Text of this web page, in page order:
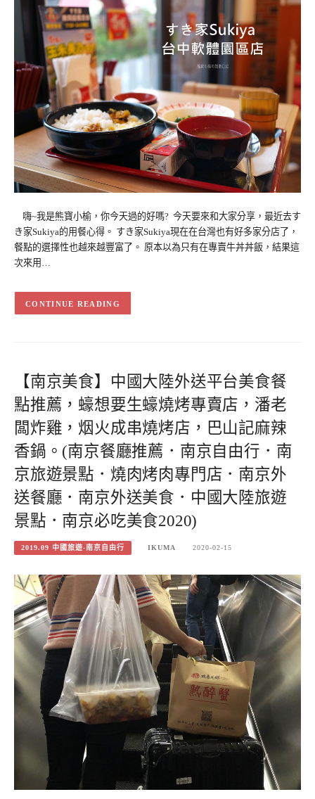
嗨~我是熊寶小榆，你今天過的好嗎? 今天要來和大家分享，最近去す
き家Sukiya的用餐心得。 すき家Sukiya現在在台灣也有好多家分店了，
餐點的選擇性也越來越豐富了。 原本以為只有在專賣牛丼丼飯，結果這
次來用…
CONTINUE READING
【南京美食】中國大陸外送平台美食餐
點推薦，蠔想要生蠔燒烤專賣店，潘老
闆炸雞，烟火成串燒烤店，巴山記麻辣
香鍋。(南京餐廳推薦．南京自由行．南
京旅遊景點．燒肉烤肉專門店．南京外
送餐廳．南京外送美食．中國大陸旅遊
景點．南京必吃美食2020)
2019.09 中國旅遊-南京自由行 IKUMA 2020-02-15